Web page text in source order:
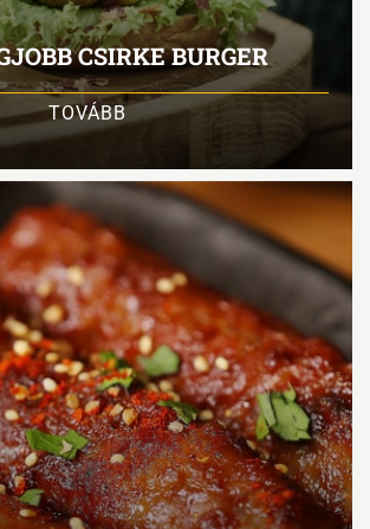
CSIRKE BURGER
TOVÁBB